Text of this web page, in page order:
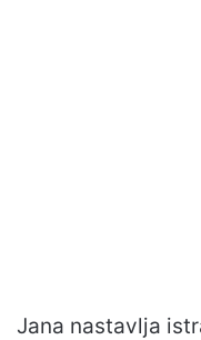
Jana nastavlja